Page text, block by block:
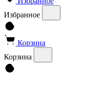
Избранное
Корзина
Корзина